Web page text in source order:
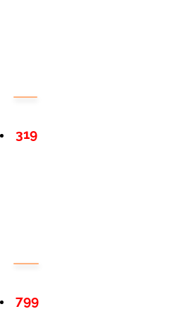
319
799